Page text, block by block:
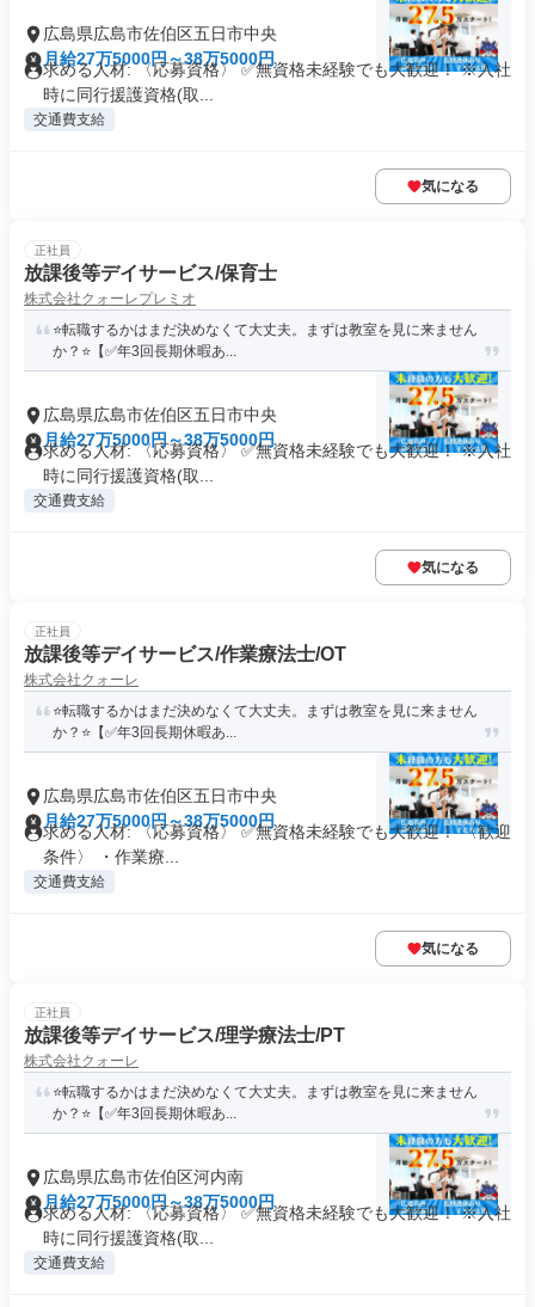
広島県広島市佐伯区五日市中央
月給27万5000円～38万5000円
求める人材: 〈応募資格〉 ✅️無資格未経験でも大歓迎！ ※入社
時に同行援護資格(取...
交通費支給
気になる
正社員
放課後等デイサービス/保育士
株式会社クォーレプレミオ
⭐️転職するかはまだ決めなくて大丈夫。まずは教室を見に来ません
か？⭐️【✅年3回長期休暇あ...
広島県広島市佐伯区五日市中央
月給27万5000円～38万5000円
求める人材: 〈応募資格〉 ✅️無資格未経験でも大歓迎！ ※入社
時に同行援護資格(取...
交通費支給
気になる
正社員
放課後等デイサービス/作業療法士/OT
株式会社クォーレ
⭐️転職するかはまだ決めなくて大丈夫。まずは教室を見に来ません
か？⭐️【✅年3回長期休暇あ...
広島県広島市佐伯区五日市中央
月給27万5000円～38万5000円
求める人材: 〈応募資格〉 ✅️無資格未経験でも大歓迎！ 〈歓迎
条件〉 ・作業療...
交通費支給
気になる
正社員
放課後等デイサービス/理学療法士/PT
株式会社クォーレ
⭐️転職するかはまだ決めなくて大丈夫。まずは教室を見に来ません
か？⭐️【✅年3回長期休暇あ...
広島県広島市佐伯区河内南
月給27万5000円～38万5000円
求める人材: 〈応募資格〉 ✅️無資格未経験でも大歓迎！ ※入社
時に同行援護資格(取...
交通費支給